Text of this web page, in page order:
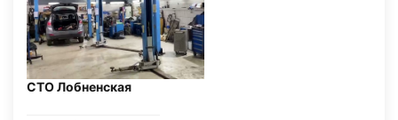
СТО Лобненская